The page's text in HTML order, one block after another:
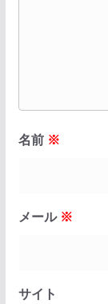
名前 ※
メール ※
サイト